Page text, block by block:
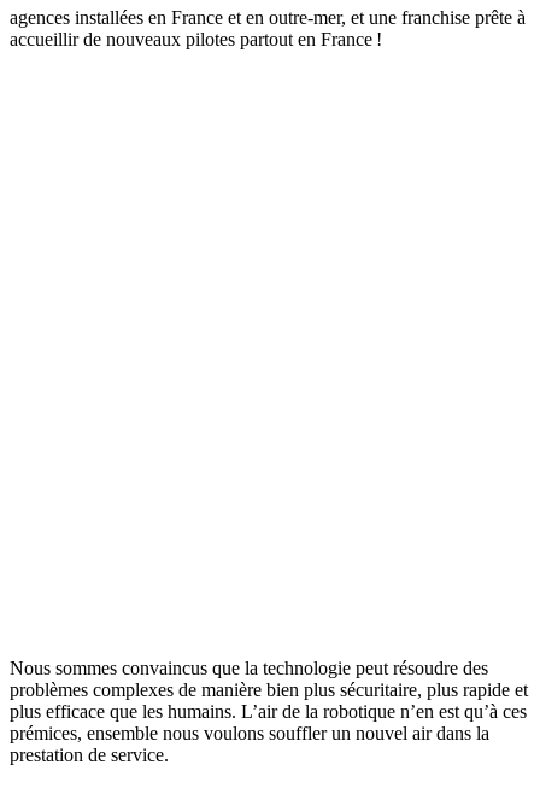
agences installées en France et en outre-mer, et une franchise prête à
accueillir de nouveaux pilotes partout en France !
Nous sommes convaincus que la technologie peut résoudre des
problèmes complexes de manière bien plus sécuritaire, plus rapide et
plus efficace que les humains. L’air de la robotique n’en est qu’à ces
prémices, ensemble nous voulons souffler un nouvel air dans la
prestation de service.